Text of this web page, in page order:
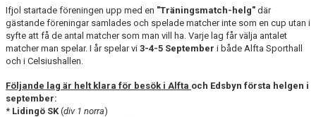
Ifjol startade föreningen upp med en "Träningsmatch-helg" där
gästande föreningar samlades och spelade matcher inte som en cup utan i
syfte att få de antal matcher som man vill ha. Varje lag får välja antalet
matcher man spelar. I år spelar vi 3-4-5 September i både Alfta Sporthall
och i Celsiushallen.
Följande lag är helt klara för besök i Alfta och Edsbyn första helgen i
september:
* Lidingö SK (div 1 norra)